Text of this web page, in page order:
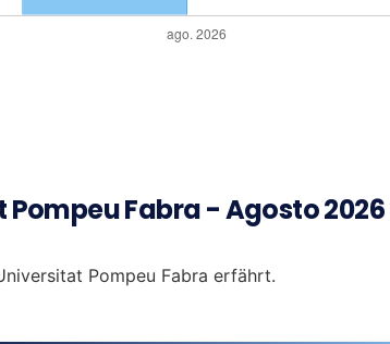
Fabra - Agosto 2026
Pompeu Fabra erfährt.